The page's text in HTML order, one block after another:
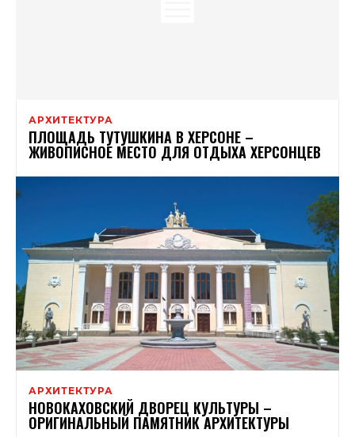
АРХИТЕКТУРА
ПЛОЩАДЬ ТУТУШКИНА В ХЕРСОНЕ –
ЖИВОПИСНОЕ МЕСТО ДЛЯ ОТДЫХА ХЕРСОНЦЕВ
АРХИТЕКТУРА
НОВОКАХОВСКИЙ ДВОРЕЦ КУЛЬТУРЫ –
ОРИГИНАЛЬНЫЙ ПАМЯТНИК АРХИТЕКТУРЫ